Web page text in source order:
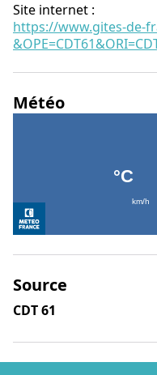
Site internet :
https://www.gites-de-
Météo
Source
CDT 61